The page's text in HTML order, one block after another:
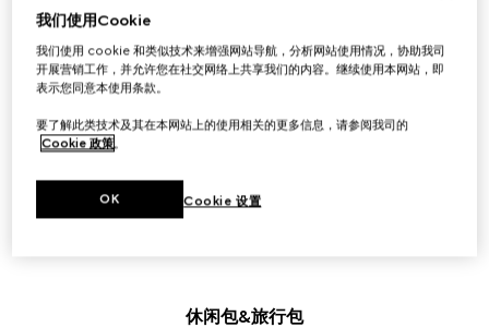
选购女士旅行箱包
休闲包&旅行包
我们使用Cookie
我们使用 cookie 和类似技术来增强网站导航，分析网站使用情况，协助我司
开展营销工作，并允许您在社交网络上共享我们的内容。继续使用本网站，即
表示您同意本使用条款。
要了解此类技术及其在本网站上的使用相关的更多信息，请参阅我司的
Cookie 政策。
Cookie 设置
OK